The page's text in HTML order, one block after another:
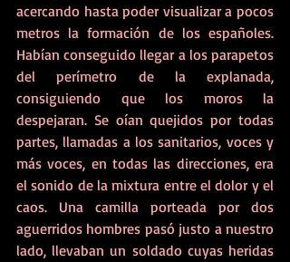
acercando hasta poder visualizar a pocos
metros la formación de los españoles.
Habían conseguido llegar a los parapetos
del perímetro de la explanada,
consiguiendo que los moros la
despejaran. Se oían quejidos por todas
partes, llamadas a los sanitarios, voces y
más voces, en todas las direcciones, era
el sonido de la mixtura entre el dolor y el
caos. Una camilla porteada por dos
aguerridos hombres pasó justo a nuestro
lado, llevaban un soldado cuyas heridas